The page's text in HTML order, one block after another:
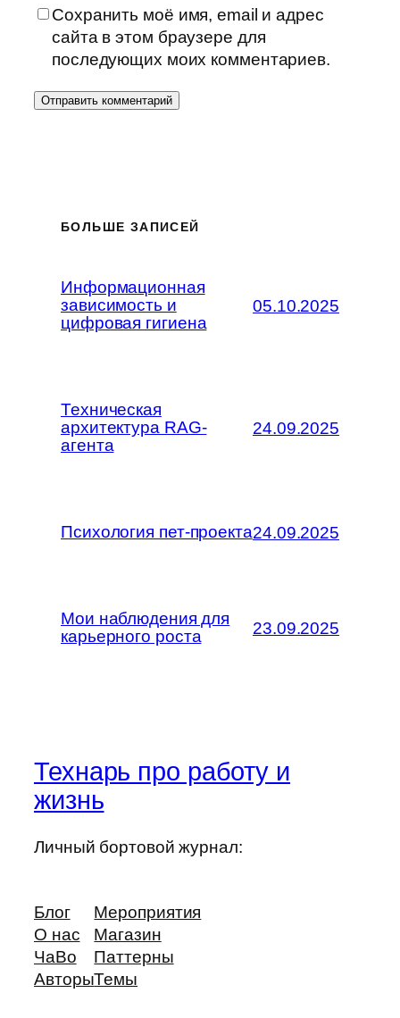
Сохранить моё имя, email и адрес
сайта в этом браузере для
последующих моих комментариев.
БОЛЬШЕ ЗАПИСЕЙ
Информационная
зависимость и
цифровая гигиена
05.10.2025
Техническая
архитектура RAG-
агента
24.09.2025
Психология пет-проекта24.09.2025
Мои наблюдения для
карьерного роста
23.09.2025
Технарь про работу и
жизнь
Личный бортовой журнал:
Блог
О нас
ЧаВо
Авторы
Мероприятия
Магазин
Паттерны
Темы